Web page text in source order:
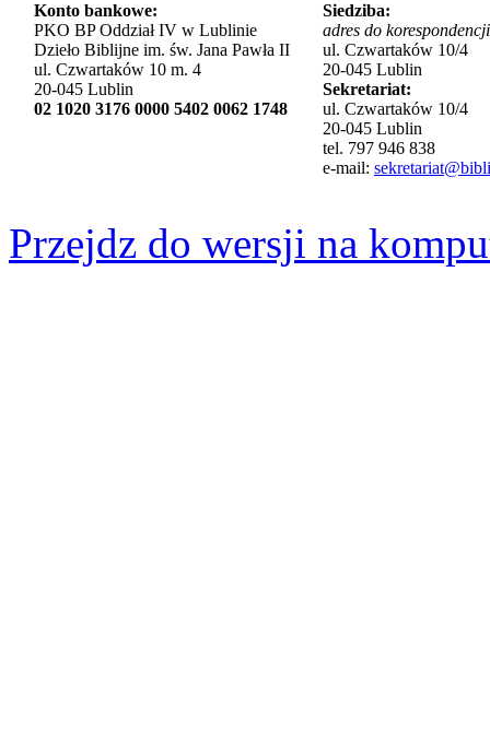
Konto bankowe:
PKO BP Oddział IV w Lublinie
Dzieło Biblijne im. św. Jana Pawła II
ul. Czwartaków 10 m. 4
20-045 Lublin
02 1020 3176 0000 5402 0062 1748
Siedziba:
adres do
ul. Czwartaków 10/4
20-045 Lublin
Sekretariat:
ul. Czwartaków 10/4
20-045 Lublin
tel. 797 946 838
e-mail:
Przejdz do wersji na